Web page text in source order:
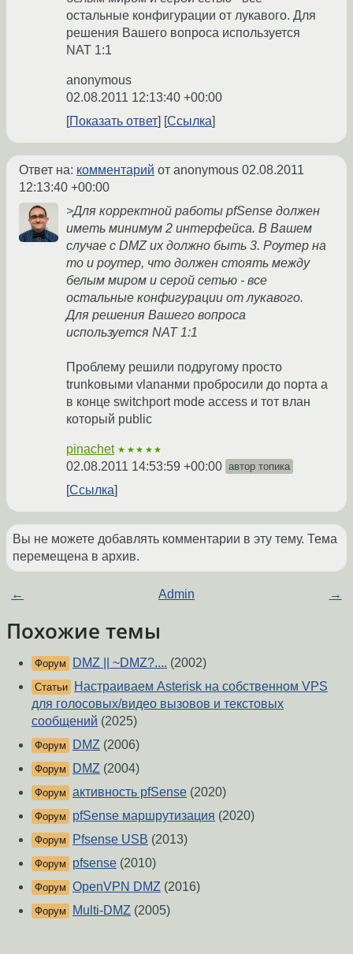
остальные конфигурации от лукавого. Для
решения Вашего вопроса используется
NAT 1:1
anonymous
02.08.2011 12:13:40 +00:00
Показать ответ
Ссылка
Ответ на: комментарий от anonymous 02.08.2011
12:13:40 +00:00
>Для корректной работы pfSense должен
иметь минимум 2 интерфейса. В Вашем
случае с DMZ их должно быть 3. Роутер на
то и роутер, что должен стоять между
белым миром и серой сетью - все
остальные конфигурации от лукавого.
Для решения Вашего вопроса
используется NAT 1:1
Проблему решили подругому просто
trunkовыми vlanанми пробросили до порта а
в конце switchport mode access и тот влан
который public
pinachet ★★★★★
02.08.2011 14:53:59 +00:00 автор топика
Ссылка
Вы не можете добавлять комментарии в эту тему. Тема
перемещена в архив.
← Admin →
Похожие темы
Форум DMZ || ~DMZ?.... (2002)
Статьи
Настраиваем Asterisk на собственном VPS
для голосовых/видео вызовов и текстовых
сообщений (2025)
Форум DMZ (2006)
Форум DMZ (2004)
Форум активность pfSense (2020)
Форум pfSense маршрутизация (2020)
Форум Pfsense USB (2013)
Форум pfsense (2010)
Форум OpenVPN DMZ (2016)
Форум Multi-DMZ (2005)